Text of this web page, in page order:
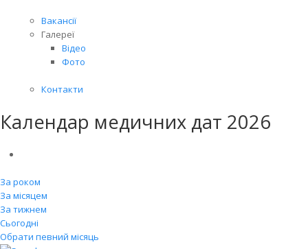
Вакансії
Галереї
Відео
Фото
Контакти
Календар медичних дат 2026
За роком
За місяцем
За тижнем
Сьогодні
Обрати певний місяць